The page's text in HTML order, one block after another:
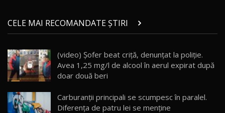
21
AutoBlog.MD
16:59
22
Noua Mazda 6e / Test Drive AutoBlog.MD
26:59
23
Lynk & Co 01 / Test Drive AutoBlog.MD
25:19
CELE MAI RECOMANDATE ȘTIRI
(video) Șofer beat criță, denunțat la poliție.
Avea 1,25 mg/l de alcool în aerul expirat după
doar două beri
Carburanții principali se scumpesc în paralel.
Diferența de patru lei se menține